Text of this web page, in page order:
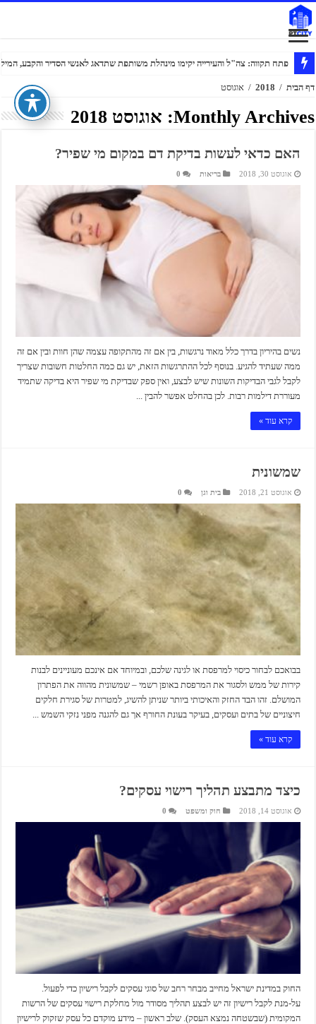
פתח תקווה: צה"ל והעירייה יקימו מינהלת משותפת שתדאג לאנשי הסדיר והקבע,
דף הבית /
2018
/ אוגוסט
Monthly Archives: אוגוסט 2018
האם כדאי לעשות בדיקת דם במקום מי שפיר?
אוגוסט 30, 2018 בריאות 0
נשים בהיריון בדרך כלל מאוד נרגשות, בין אם זה מהתקופה עצמה שהן חוות ובין אם זה
ממה שעתיד להגיע. בנוסף לכל ההתרגשות הזאת, יש גם כמה החלטות חשובות שצריך
לקבל לגבי הבדיקות השונות שיש לבצע, ואין ספק שבדיקת מי שפיר היא בדיקה שתמיד
מעוררת דילמות רבות. לכן בהחלט אפשר להבין ...
קרא עוד »
שמשונית
אוגוסט 21, 2018 בית וגן 0
בבואכם לבחור כיסוי למרפסת או לגינה שלכם, ובמיוחד אם אינכם מעוניינים לבנות
קירות של ממש ולסגור את המרפסת באופן רשמי – שמשונית מהווה את הפתרון
המושלם. זהו הבד החזק והאיכותי ביותר שניתן להשיג, למטרות של סגירת חלקים
חיצוניים של בתים ועסקים, בעיקר בעונת החורף אך גם להגנה מפני נזקי השמש ...
קרא עוד »
כיצד מתבצע תהליך רישוי עסקים?
אוגוסט 14, 2018 חוק ומשפט 0
החוק במדינת ישראל מחייב מבחר רחב של סוגי עסקים לקבל רישיון כדי לפעול.
על-מנת לקבל רישיון זה יש לבצע תהליך מסודר מול מחלקת רישוי עסקים של הרשות
המקומית (שבשטחה נמצא העסק). שלב ראשון – מידע מוקדם כל עסק שזקוק לרישיון